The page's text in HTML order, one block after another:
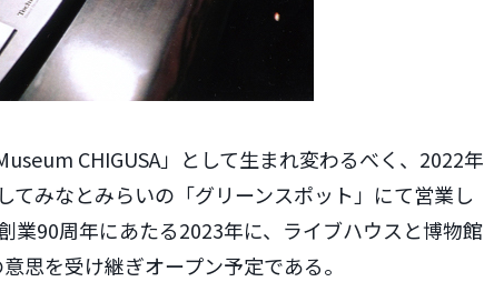
CHIGUSA」として生まれ変わるべく、2022年
てみなとみらいの「グリーンスポット」にて営業し
業90周年にあたる2023年に、ライブハウスと博物館
思を受け継ぎオープン予定である。